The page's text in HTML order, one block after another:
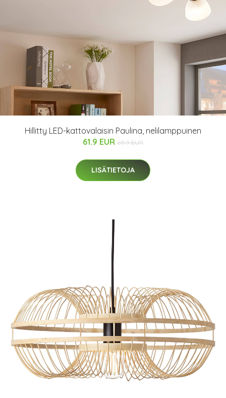
Hillitty LED-kattovalaisin Paulina, nelilamppuinen
61.9 EUR 69.9 EUR
LISÄTIETOJA